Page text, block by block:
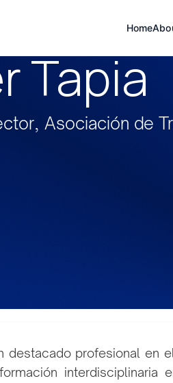
Home
Tapia
Asociación de
destacado profesional
interdisciplinaria